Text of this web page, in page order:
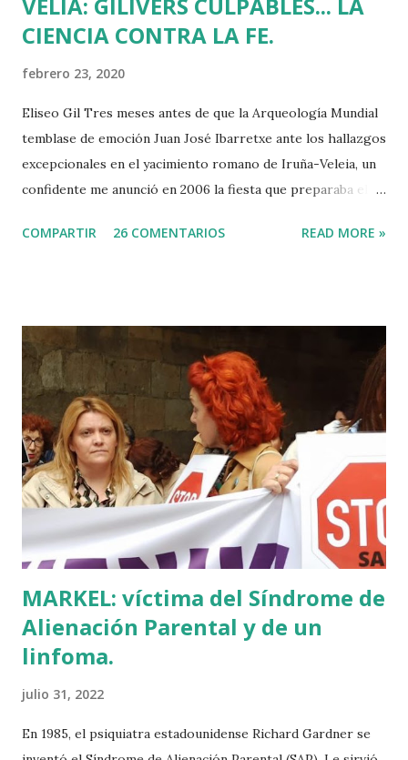
VELIA: GILIVERS CULPABLES... LA
CIENCIA CONTRA LA FE.
febrero 23, 2020
Eliseo Gil Tres meses antes de que la Arqueología Mundial
temblase de emoción Juan José Ibarretxe ante los hallazgos
excepcionales en el yacimiento romano de Iruña-Veleia, un
confidente me anunció en 2006 la fiesta que preparaba el
primer calvario de la Cristiandad (con un sonrojante RIP en
por un presunto maestro egipcio llegado desde el Nilo
para educar a los niños de la villa romana. Mi informador y
yo hacíamos risas ante la casualidad de las casualidades:
Euskadi era de nuevo pionera. Ibarretxe dormía entonces
en Ajuria Enea y no paraba de contar a tirios y troyanos que
Euskal Herria era un pueblo con 7.000 años de antigüedad.
Por fin llegaba la arqueología para confirmar sus teorías.
Tuvo que ser su consejera de Cultura y portavoz Miren
Azkarate ...
COMPARTIR 26 COMENTARIOS READ MORE »
MARKEL: víctima del Síndrome de
Alienación Parental y de un
linfoma.
julio 31, 2022
En 1985, el psiquiatra estadounidense Richard Gardner se